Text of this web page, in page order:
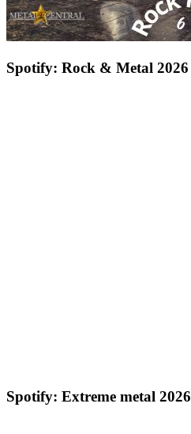
Spotify: Rock & Metal 2026
Spotify: Extreme metal 2026